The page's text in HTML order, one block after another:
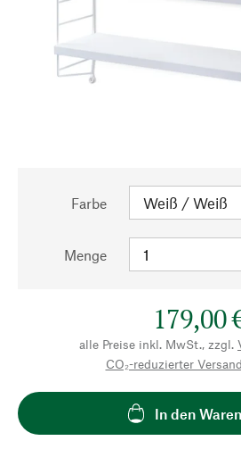
Farbe
Menge
179,00
alle Preise inkl. MwSt., zzgl.
CO₂-reduzierter
In den